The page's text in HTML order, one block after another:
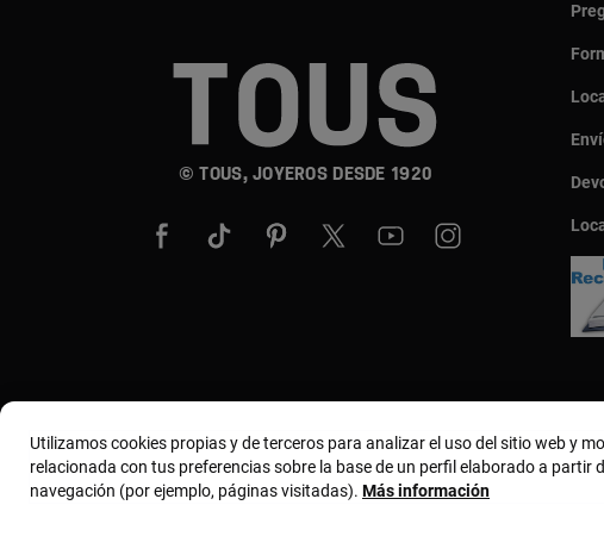
© TOUS, JOYEROS DESDE 1920
Utilizamos cookies propias y de terceros para analizar el uso del sitio web y
relacionada con tus preferencias sobre la base de un perfil elaborado a partir
navegación (por ejemplo, páginas visitadas). Más información